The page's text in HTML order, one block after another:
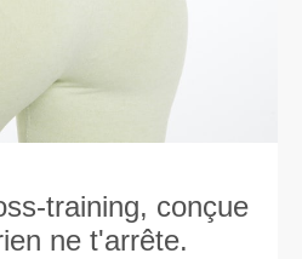
training, conçue
ne t'arrête.